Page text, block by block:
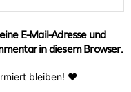
E-Mail-Adresse und
in diesem Browser.
bleiben! ♥